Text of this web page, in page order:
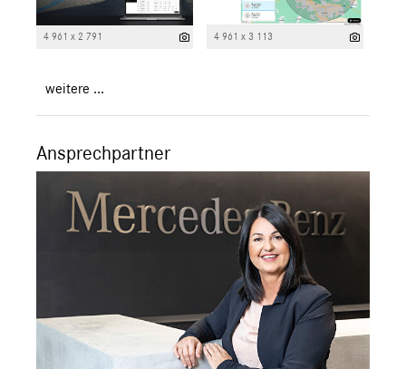
4 961 x 2 791 4 961 x 3 113
weitere ...
Ansprechpartner